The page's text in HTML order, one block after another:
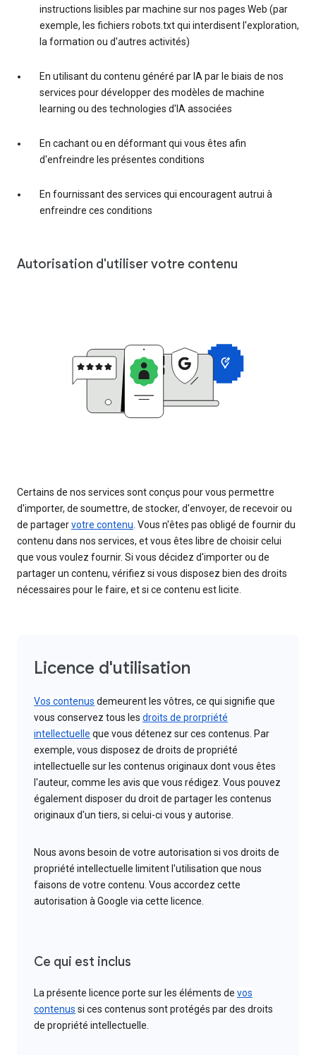
instructions lisibles par machine sur nos pages Web (par
exemple, les fichiers robots.txt qui interdisent l'exploration,
la formation ou d'autres activités)
En utilisant du contenu généré par IA par le biais de nos
services pour développer des modèles de machine
learning ou des technologies d'IA associées
En cachant ou en déformant qui vous êtes afin
d'enfreindre les présentes conditions
En fournissant des services qui encouragent autrui à
enfreindre ces conditions
Autorisation d'utiliser votre contenu
Certains de nos services sont conçus pour vous permettre
d'importer, de soumettre, de stocker, d'envoyer, de recevoir ou
de partagervotre contenu. Vous n'êtes pas obligé de fournir du
contenu dans nos services, et vous êtes libre de choisir celui
que vous voulez fournir. Si vous décidez d'importer ou de
partager un contenu, vérifiez si vous disposez bien des droits
nécessaires pour le faire, et si ce contenu est licite.
Licence d'utilisation
Vos contenus demeurent les vôtres, ce qui signifie que
vous conservez tous les droits de prorpriété
intellectuelle que vous détenez sur ces contenus. Par
exemple, vous disposez de droits de propriété
intellectuelle sur les contenus originaux dont vous êtes
l'auteur, comme les avis que vous rédigez. Vous pouvez
également disposer du droit de partager les contenus
originaux d'un tiers, si celui-ci vous y autorise.
Nous avons besoin de votre autorisation si vos droits de
propriété intellectuelle limitent l'utilisation que nous
faisons de votre contenu. Vous accordez cette
autorisation à Google via cette licence.
Ce qui est inclus
La présente licence porte sur les éléments de vos
contenus si ces contenus sont protégés par des droits
de propriété intellectuelle.